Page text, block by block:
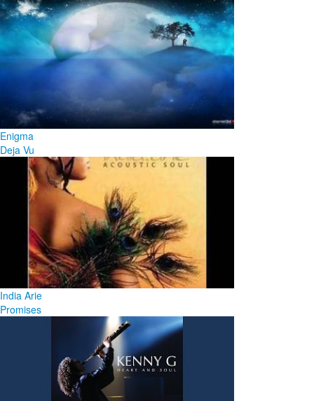
Enigma
Deja Vu
India Arie
Promises